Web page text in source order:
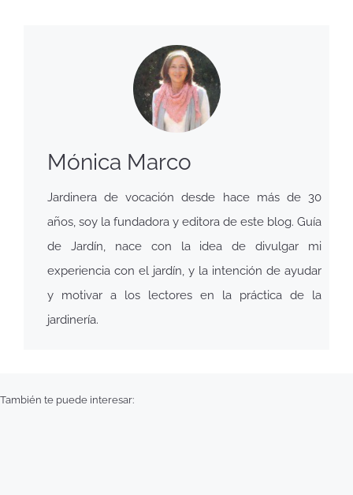
Mónica Marco
Jardinera de vocación desde hace más de 30
años, soy la fundadora y editora de este blog. Guía
de Jardín, nace con la idea de divulgar mi
experiencia con el jardín, y la intención de ayudar
y motivar a los lectores en la práctica de la
jardinería.
También te puede interesar: